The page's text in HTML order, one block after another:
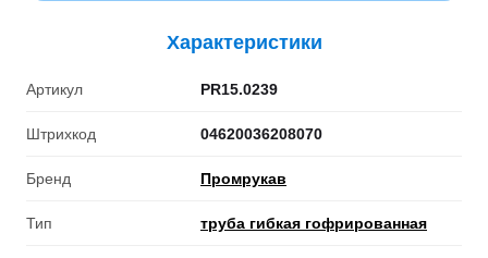
Характеристики
Артикул PR15.0239
Штрихкод 04620036208070
Бренд Промрукав
Тип труба гибкая гофрированная